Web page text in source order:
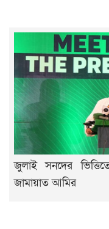
জুলাই সনদের
জামায়াত আমির